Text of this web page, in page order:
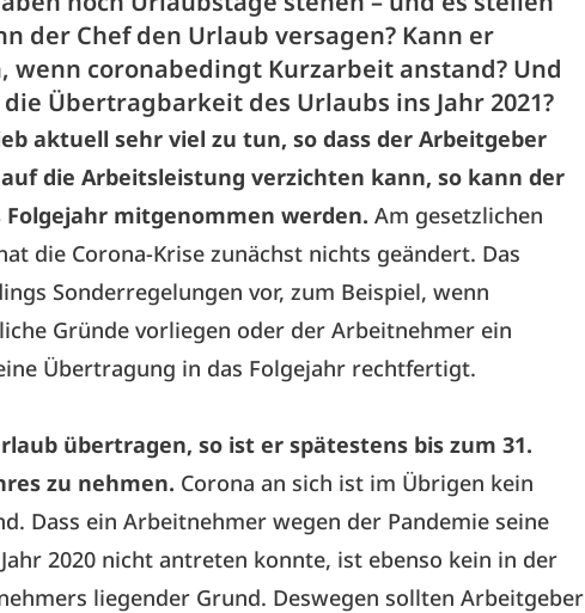
der Chef den Urlaub versagen? Kann er
wenn coronabedingt Kurzarbeit anstand? Und
Übertragbarkeit des Urlaubs ins Jahr 2021?
aktuell sehr viel zu tun, so dass der Arbeitgeber
die Arbeitsleistung verzichten kann, so kann der
Folgejahr mitgenommen werden. Am gesetzlichen
die Corona-Krise zunächst nichts geändert. Das
Sonderregelungen vor, zum Beispiel, wenn
Gründe vorliegen oder der Arbeitnehmer ein
Übertragung in das Folgejahr rechtfertigt.
übertragen, so ist er spätestens bis zum 31.
zu nehmen. Corona an sich ist im Übrigen kein
Dass ein Arbeitnehmer wegen der Pandemie seine
2020 nicht antreten konnte, ist ebenso kein in der
liegender Grund. Deswegen sollten Arbeitgeber